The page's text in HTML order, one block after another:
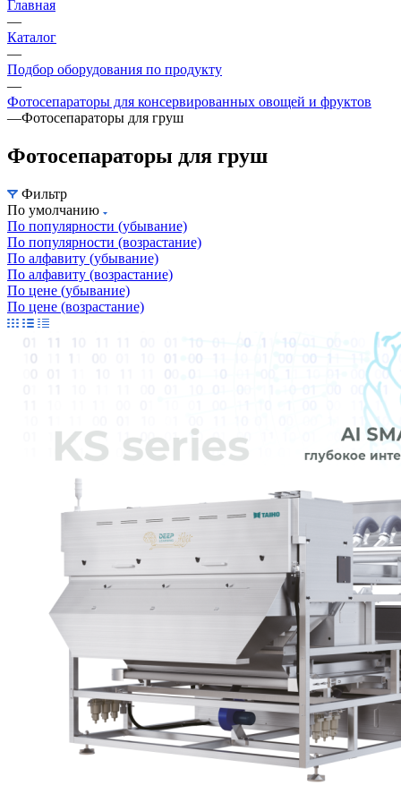
Главная
—
Каталог
—
Подбор оборудования по продукту
—
Фотосепараторы для консервированных овощей и фруктов
—Фотосепараторы для груш
Фотосепараторы для груш
Фильтр
По умолчанию
По популярности (убывание)
По популярности (возрастание)
По алфавиту (убывание)
По алфавиту (возрастание)
По цене (убывание)
По цене (возрастание)